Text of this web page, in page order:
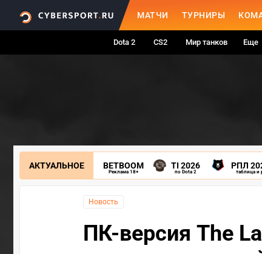
МАТЧИ ТУРНИРЫ
Dota 2 CS2 Мир танков Еще
АКТУАЛЬНОЕ BETBOOM
Реклама 18+
TI 2026
по Dota 2
РПЛ
таблица и
Новость
ПК-версия The